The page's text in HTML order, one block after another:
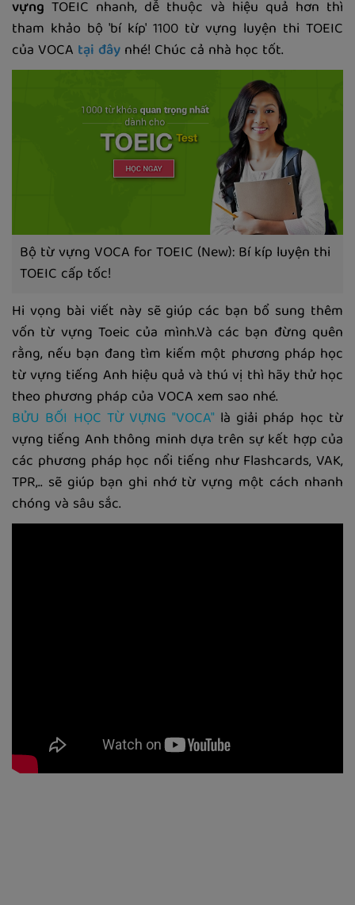
vựngTOEIC nhanh, dễ thuộc và hiệu quả hơn thì
tham khảo bộ 'bí kíp' 1100 từ vựng luyện thi TOEIC
của VOCA tại đâynhé! Chúc cả nhà học tốt.
Bộ từ vựng VOCA for TOEIC (New): Bí kíp luyện thi
TOEIC cấp tốc!
Hi vọng bài viết này sẽ giúp các bạn bổ sung thêm
vốn từ vựng Toeic của mình.Và các bạn đừng quên
rằng, nếu bạn đang tìm kiếm một phương pháp học
từ vựng tiếng Anh hiệu quả và thú vị thì hãy thử học
theo phương pháp của VOCA xem sao nhé.
BỬU BỐI HỌC TỪ VỰNG "VOCA"là giải pháp học từ
vựng tiếng Anh thông minh dựa trên sự kết hợp của
các phương pháp học nổi tiếng như Flashcards, VAK,
TPR,.. sẽ giúp bạn ghi nhớ từ vựng một cách nhanh
chóng và sâu sắc.